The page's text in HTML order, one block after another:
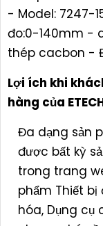
- Model: 7247-
đo:0-140mm -
thép cacbon -
Lợi ích khi
hàng của
Đa dạng sản
được bất kỳ
trong trang
phẩm Thiết bị
hóa, Dụng cụ